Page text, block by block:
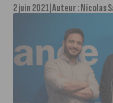
2 juin 2021 Auteur :Nicolas